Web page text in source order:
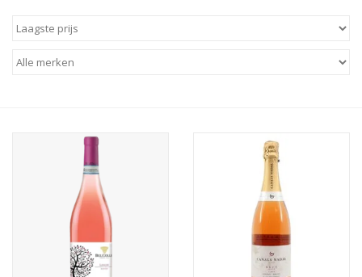
Wijnproeverij
Over Vinius